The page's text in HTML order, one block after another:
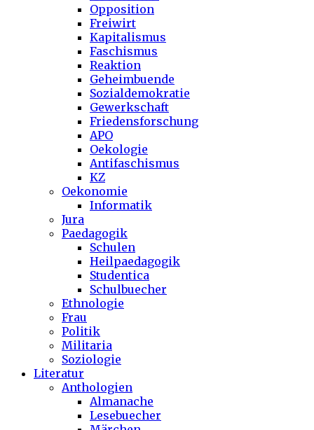
Opposition
Freiwirt
Kapitalismus
Faschismus
Reaktion
Geheimbuende
Sozialdemokratie
Gewerkschaft
Friedensforschung
APO
Oekologie
Antifaschismus
KZ
Oekonomie
Informatik
Jura
Paedagogik
Schulen
Heilpaedagogik
Studentica
Schulbuecher
Ethnologie
Frau
Politik
Militaria
Soziologie
Literatur
Anthologien
Almanache
Lesebuecher